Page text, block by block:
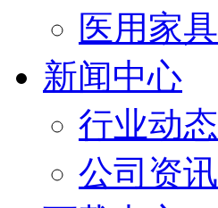
医用家具
新闻中心
行业动态
公司资讯